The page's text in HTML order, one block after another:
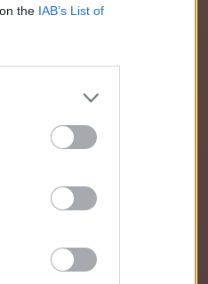
the IAB’s List of